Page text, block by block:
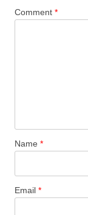
Comment *
Name *
Email *